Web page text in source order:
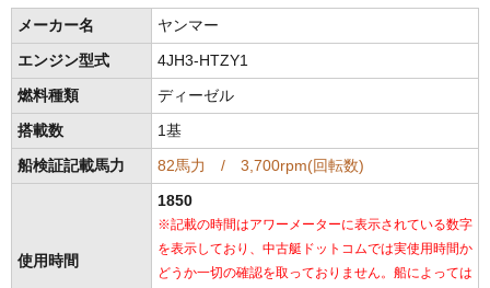
メーカー名 ヤンマー
エンジン型式 4JH3-HTZY1
燃料種類 ディーゼル
搭載数 1基
船検証記載馬力 82馬力 / 3,700rpm(回転数)
使用時間
1850
※記載の時間はアワーメーターに表示されている数字
を表示しており、中古艇ドットコムでは実使用時間か
どうか一切の確認を取っておりません。船によっては